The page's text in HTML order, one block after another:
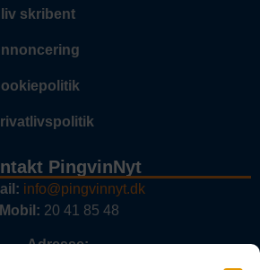
skribent
PingvinNyt
info@pingvinnyt.dk
Mobil: 20 41 85 48
Adresse: